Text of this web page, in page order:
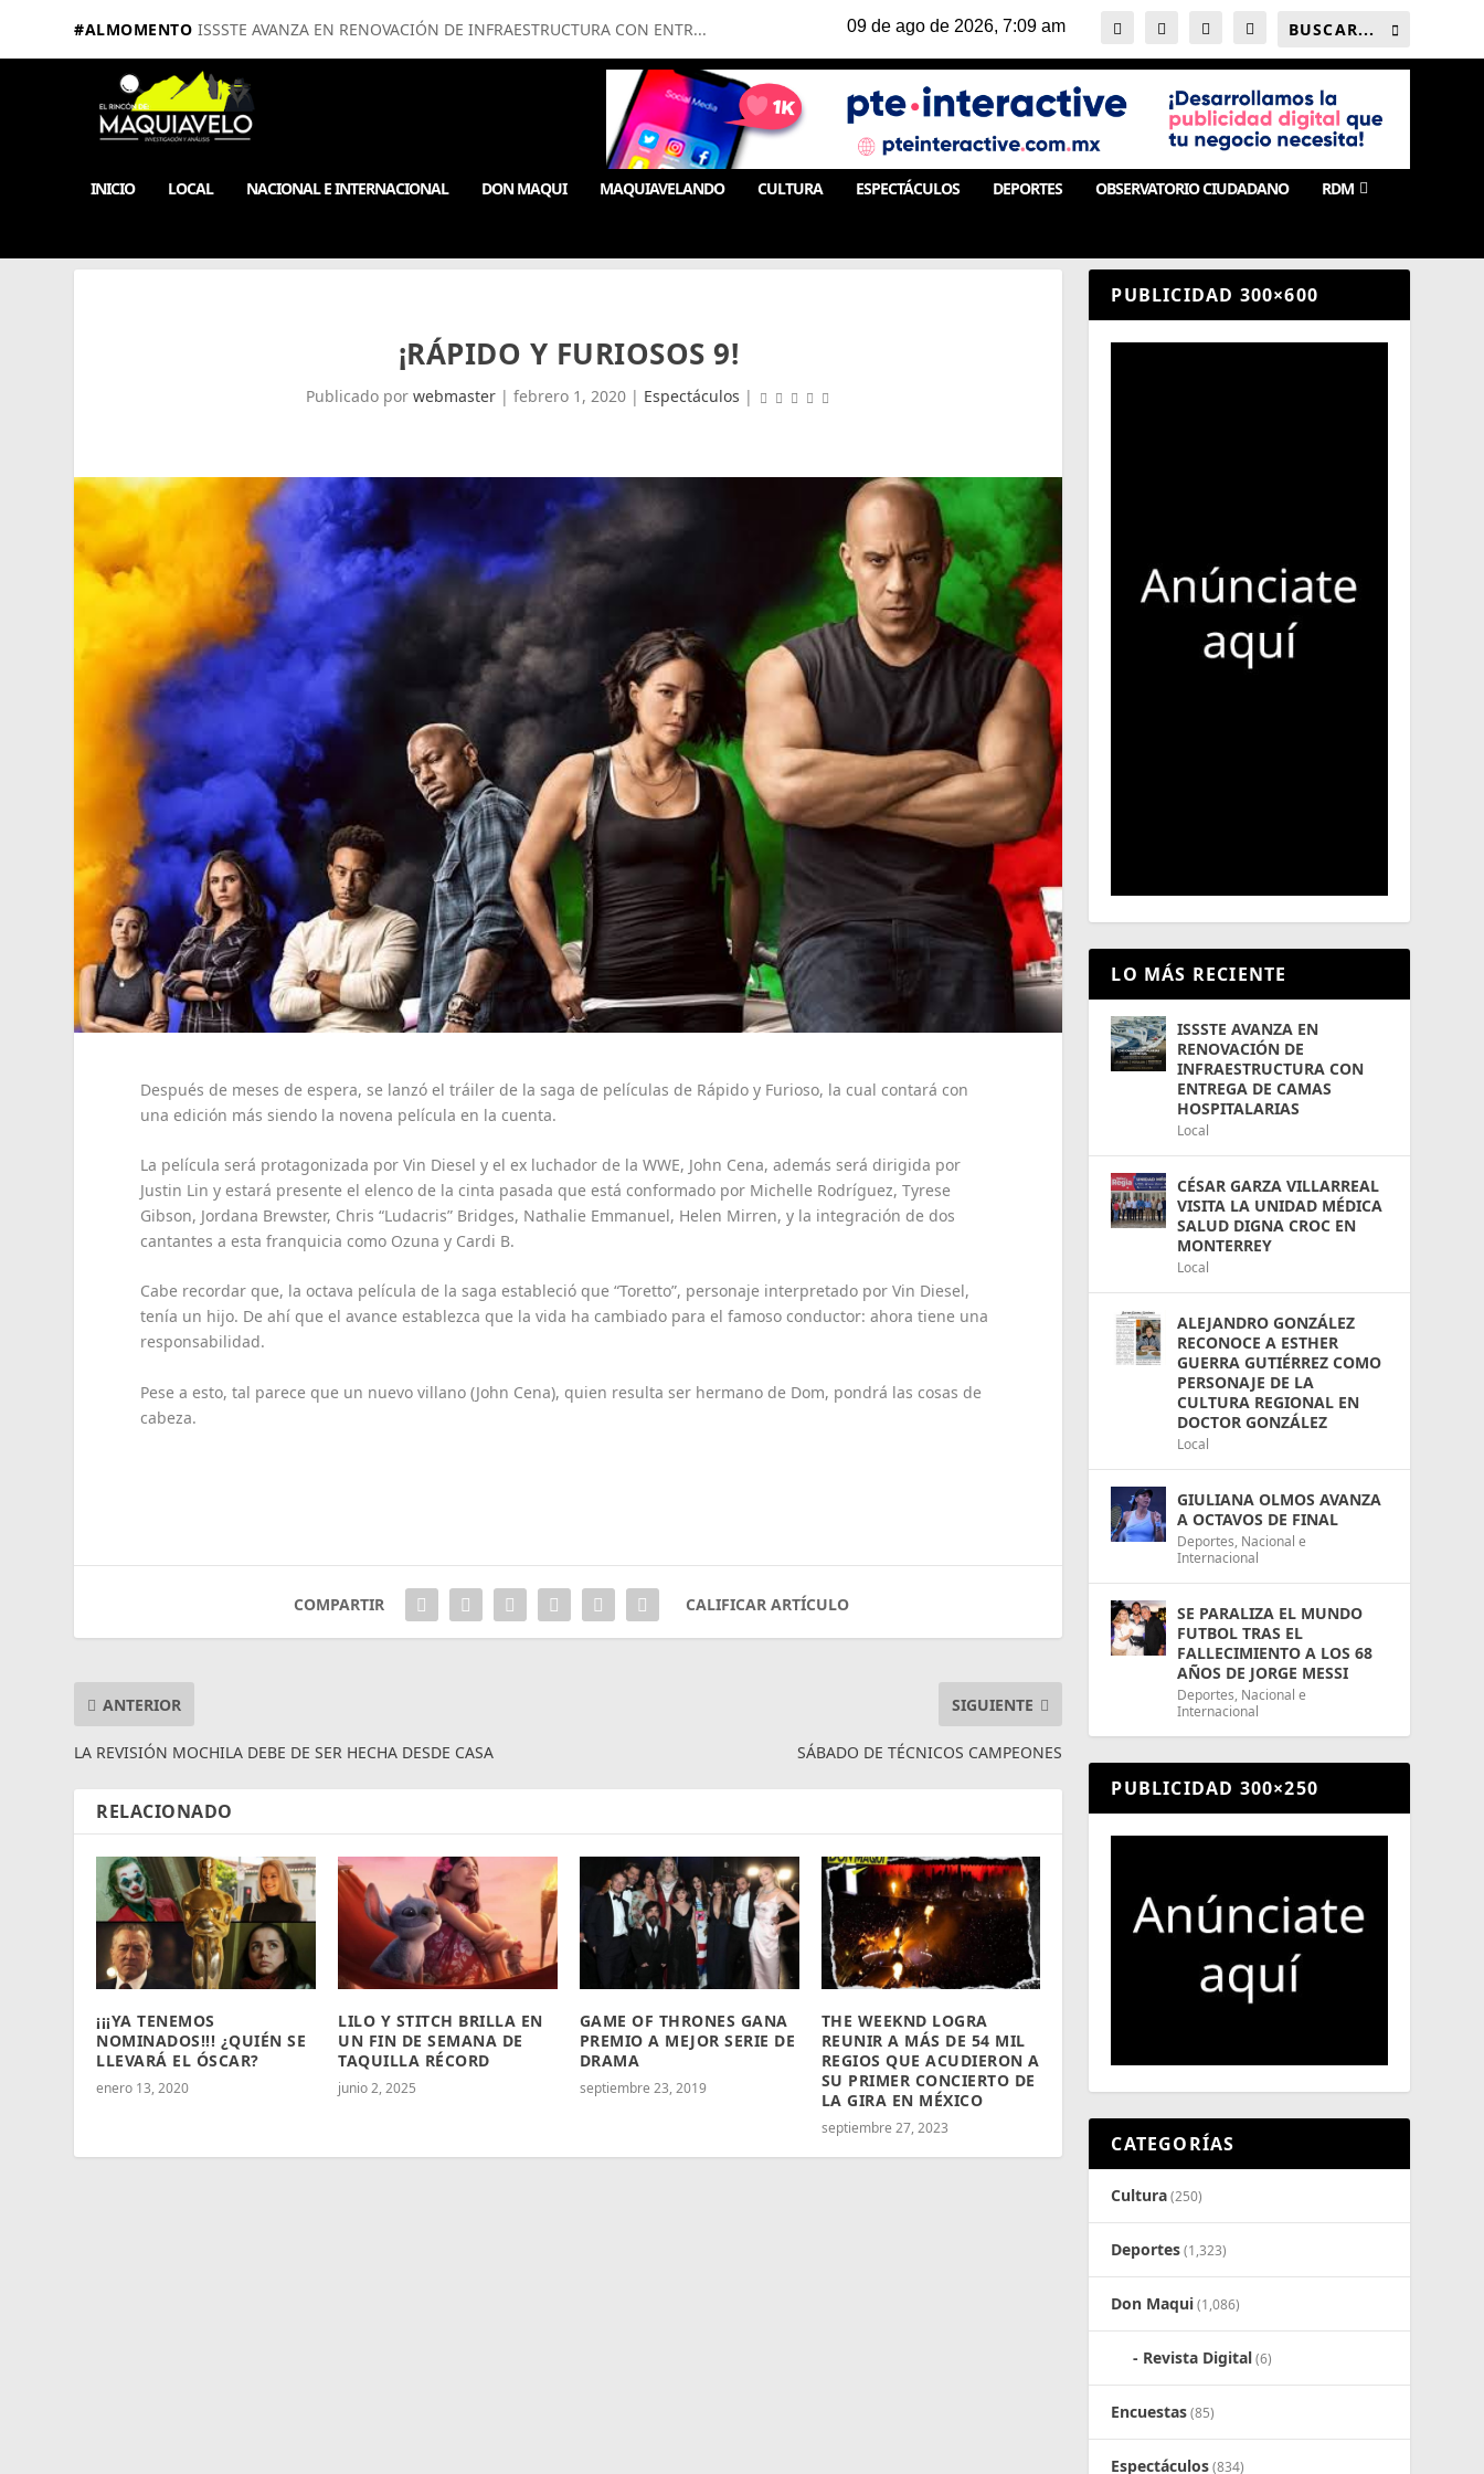
#ALMOMENTO ISSSTE AVANZA EN RENOVACIÓN DE INFRAESTRUCTURA CON ENTR...
INICIO LOCAL NACIONAL E INTERNACIONAL DON MAQUI MAQUIAVELANDO CULTURA ESPECTÁCULOS DEPORTES OBSERVATORIO CIUDADANO RDM
¡RÁPIDO Y FURIOSOS 9!
Publicado porwebmaster |febrero 1, 2020 | Espectáculos |
Después de meses de espera, se lanzó el tráiler de la saga de películas de Rápido y Furioso, la cual contará con
una edición más siendo la novena película en la cuenta.
La película será protagonizada por Vin Diesel y el ex luchador de la WWE, John Cena, además será dirigida por
Justin Lin y estará presente el elenco de la cinta pasada que está conformado por Michelle Rodríguez, Tyrese
Gibson, Jordana Brewster, Chris “Ludacris” Bridges, Nathalie Emmanuel, Helen Mirren, y la integración de dos
cantantes a esta franquicia como Ozuna y Cardi B.
Cabe recordar que, la octava película de la saga estableció que “Toretto”, personaje interpretado por Vin Diesel,
tenía un hijo. De ahí que el avance establezca que la vida ha cambiado para el famoso conductor: ahora tiene una
responsabilidad.
Pese a esto, tal parece que un nuevo villano (John Cena), quien resulta ser hermano de Dom, pondrá las cosas de
cabeza.
COMPARTIR CALIFICAR ARTÍCULO
ANTERIOR
LA REVISIÓN MOCHILA DEBE DE SER HECHA DESDE CASA
SIGUIENTE
SÁBADO DE TÉCNICOS CAMPEONES
RELACIONADO
¡¡¡YA TENEMOS
NOMINADOS!!! ¿QUIÉN SE
LLEVARÁ EL ÓSCAR?
enero 13, 2020
LILO Y STITCH BRILLA EN
UN FIN DE SEMANA DE
TAQUILLA RÉCORD
junio 2, 2025
GAME OF THRONES GANA
PREMIO A MEJOR SERIE DE
DRAMA
septiembre 23, 2019
THE WEEKND LOGRA
REUNIR A MÁS DE 54 MIL
REGIOS QUE ACUDIERON A
SU PRIMER CONCIERTO DE
LA GIRA EN MÉXICO
septiembre 27, 2023
PUBLICIDAD 300×600
LO MÁS RECIENTE
ISSSTE AVANZA EN
RENOVACIÓN DE
INFRAESTRUCTURA CON
ENTREGA DE CAMAS
HOSPITALARIAS
Local
CÉSAR GARZA VILLARREAL
VISITA LA UNIDAD MÉDICA
SALUD DIGNA CROC EN
MONTERREY
Local
ALEJANDRO GONZÁLEZ
RECONOCE A ESTHER
GUERRA GUTIÉRREZ COMO
PERSONAJE DE LA
CULTURA REGIONAL EN
DOCTOR GONZÁLEZ
Local
GIULIANA OLMOS AVANZA
A OCTAVOS DE FINAL
Deportes, Nacional e
Internacional
SE PARALIZA EL MUNDO
FUTBOL TRAS EL
FALLECIMIENTO A LOS 68
AÑOS DE JORGE MESSI
Deportes, Nacional e
Internacional
PUBLICIDAD 300×250
CATEGORÍAS
Cultura(250)
Deportes(1,323)
Don Maqui(1,086)
Revista Digital(6)
Encuestas(85)
Espectáculos(834)